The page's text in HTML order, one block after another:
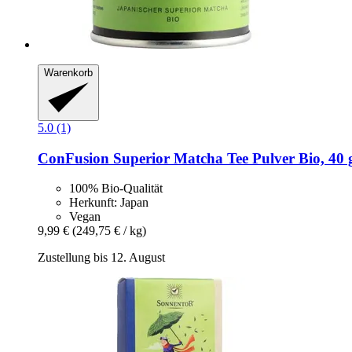
Warenkorb
5.0 (1)
ConFusion Superior Matcha Tee Pulver Bio, 40
100% Bio-Qualität
Herkunft: Japan
Vegan
9,99 € (249,75 € / kg)
Zustellung bis 12. August